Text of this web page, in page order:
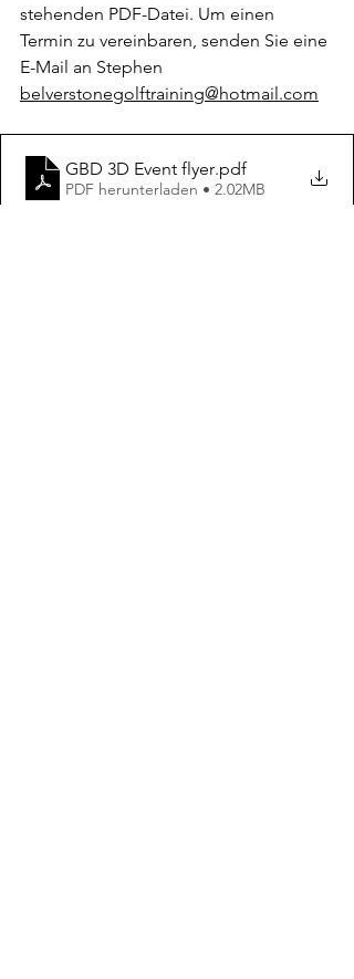
stehenden PDF-Datei. Um einen
Termin zu vereinbaren, senden Sie eine
E-Mail an Stephen
belverstonegolftraining@hotmail.com
GBD 3D Event flyer.pdf
PDF herunterladen • 2.02MB